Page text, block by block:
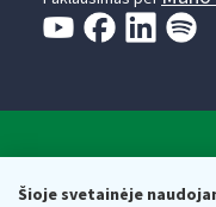
Šioje svetainėje
Respublikos